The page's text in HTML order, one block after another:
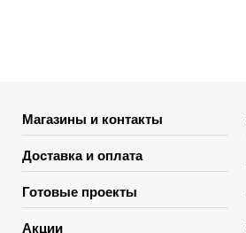
Магазины и контакты
Доставка и оплата
Готовые проекты
Акции